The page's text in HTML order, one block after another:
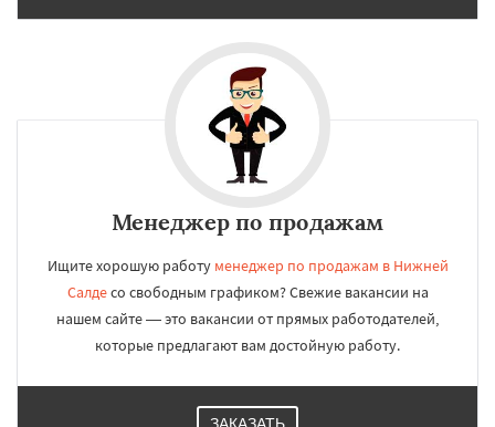
Менеджер по продажам
Ищите хорошую работу менеджер по продажам в Нижней
Салдесо свободным графиком? Свежие вакансии на
нашем сайте — это вакансии от прямых работодателей,
которые предлагают вам достойную работу.